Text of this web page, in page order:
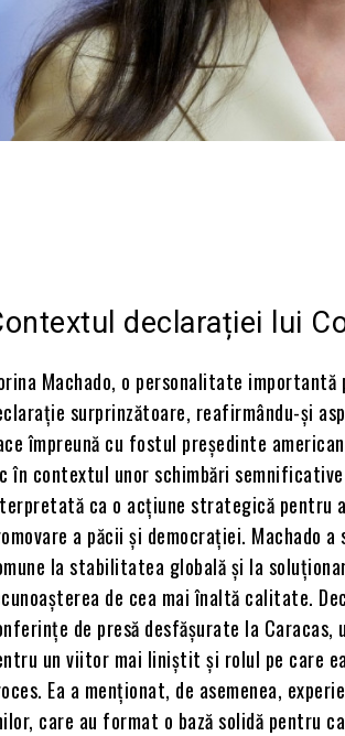
declarației lui
Machado, o personalitate
surprinzătoare, reafirmându-și
împreună cu fostul președinte
în contextul unor schimbări
ca o acțiune strategică pentru
a păcii și democrației. Machado
la stabilitatea globală și la
de cea mai înaltă calitate.
de presă desfășurate la Caracas,
un viitor mai liniștit și rolul pe care
Ea a menționat, de asemenea,
care au format o bază solidă pentru